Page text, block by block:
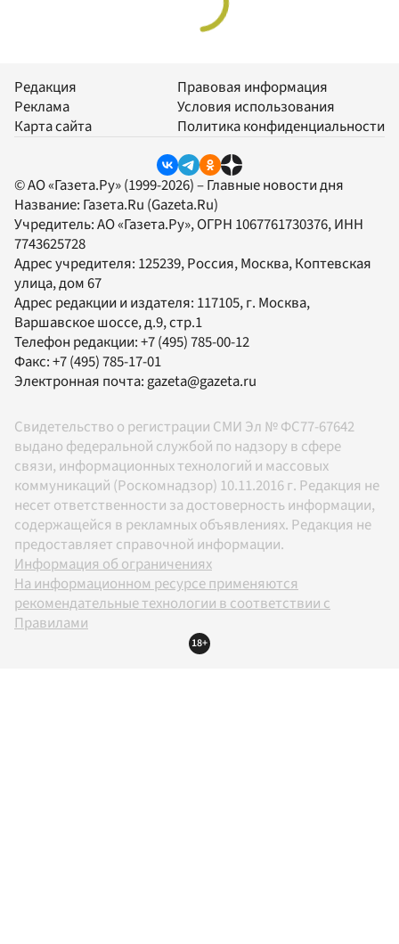
Редакция
Реклама
Карта сайта
Правовая информация
Условия использования
Политика конфиденциальности
© АО «Газета.Ру» (1999-2026) – Главные новости дня
Название: Газета.Ru (Gazeta.Ru)
Учредитель:АО «Газета.Ру», ОГРН 1067761730376, ИНН
7743625728
Адрес учредителя: 125239, Россия, Москва, Коптевская
улица, дом 67
Адрес редакции и издателя: 117105, г. Москва,
Варшавское шоссе, д.9, стр.1
Телефон редакции:+7 (495) 785-00-12
Факс:+7 (495) 785-17-01
Электронная почта:gazeta@gazeta.ru
Свидетельство о регистрации СМИ Эл № ФС77-67642
выдано федеральной службой по надзору в сфере
связи, информационных технологий и массовых
коммуникаций (Роскомнадзор) 10.11.2016 г. Редакция не
несет ответственности за достоверность информации,
содержащейся в рекламных объявлениях. Редакция не
предоставляет справочной информации.
Информация об ограничениях
На информационном ресурсе применяются
рекомендательные технологии в соответствии с
Правилами
18+